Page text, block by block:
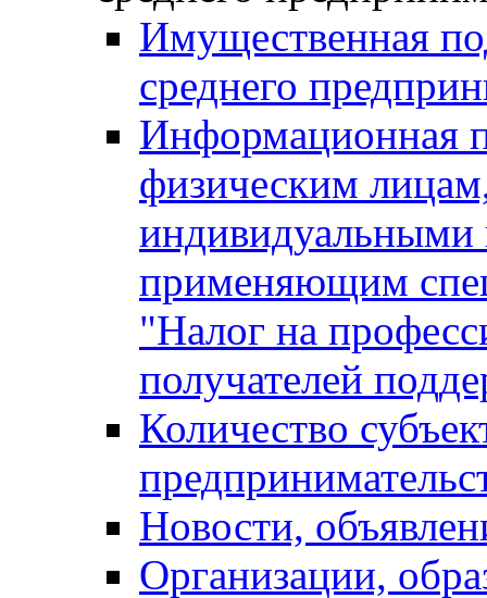
Имущественная
среднего
Информационная
физическим
индивидуальными
применяющим
"Налог на
получателей
Количество
Новости,
Организации,